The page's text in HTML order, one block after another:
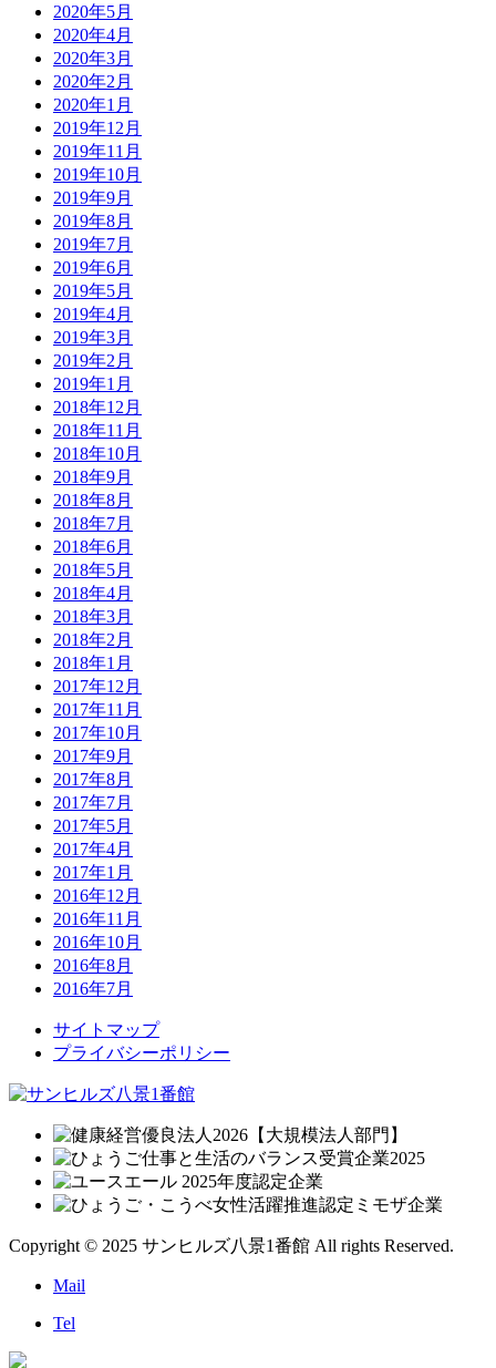
2020年5月
2020年4月
2020年3月
2020年2月
2020年1月
2019年12月
2019年11月
2019年10月
2019年9月
2019年8月
2019年7月
2019年6月
2019年5月
2019年4月
2019年3月
2019年2月
2019年1月
2018年12月
2018年11月
2018年10月
2018年9月
2018年8月
2018年7月
2018年6月
2018年5月
2018年4月
2018年3月
2018年2月
2018年1月
2017年12月
2017年11月
2017年10月
2017年9月
2017年8月
2017年7月
2017年5月
2017年4月
2017年1月
2016年12月
2016年11月
2016年10月
2016年8月
2016年7月
サイトマップ
プライバシーポリシー
Copyright © 2025 サンヒルズ八景1番館 All rights Reserved.
Mail
Tel